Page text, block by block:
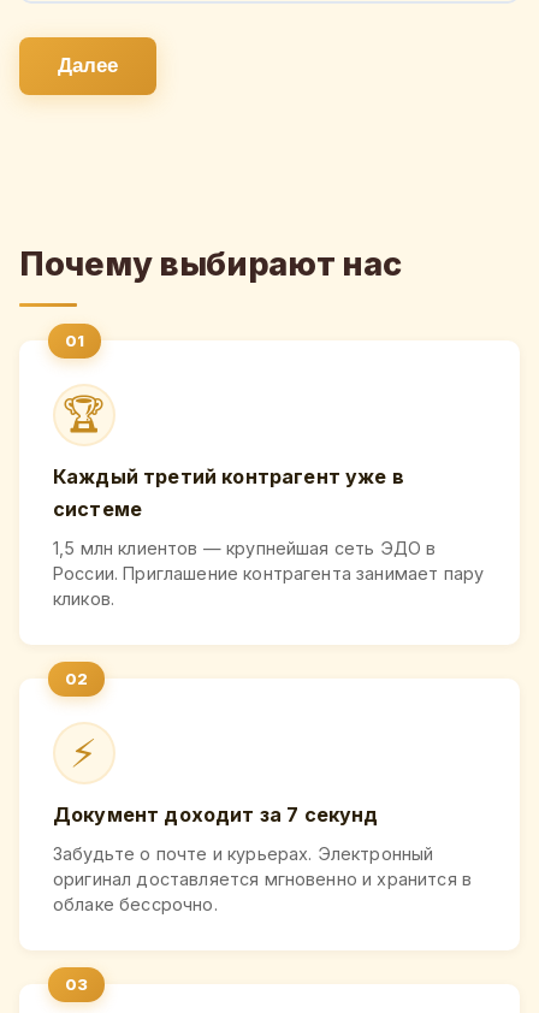
Далее
Почему выбирают нас
🏆
Каждый третий контрагент уже в
системе
1,5 млн клиентов — крупнейшая сеть ЭДО в
России. Приглашение контрагента занимает пару
кликов.
⚡
Документ доходит за 7 секунд
Забудьте о почте и курьерах. Электронный
оригинал доставляется мгновенно и хранится в
облаке бессрочно.